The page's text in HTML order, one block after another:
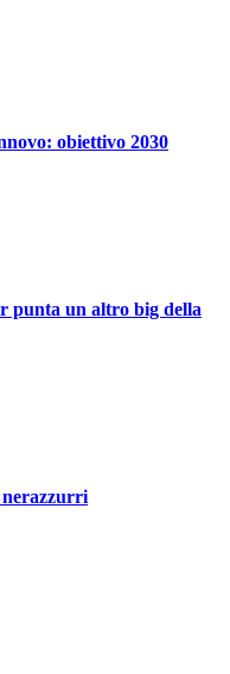
obiettivo 2030
punta un altro big della
nerazzurri